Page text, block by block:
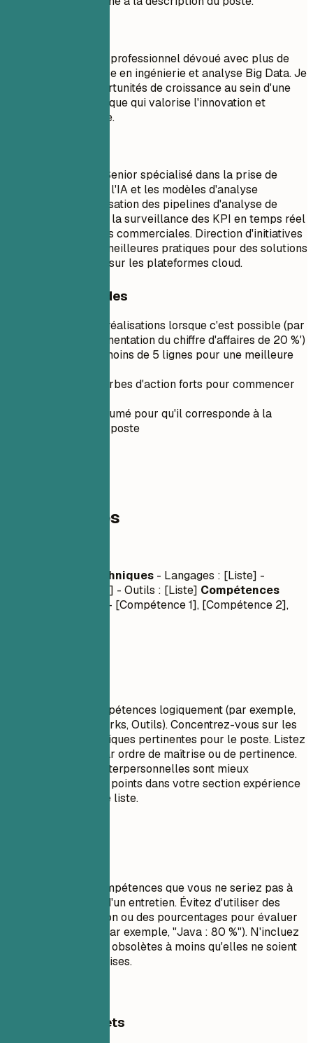
Résumé : Je suis un professionnel dévoué avec plus de
cinq ans d'expérience en ingénierie et analyse Big Data. Je
recherche des opportunités de croissance au sein d'une
organisation dynamique qui valorise l'innovation et
l'expertise technique.
Ingénieur Big Data Senior spécialisé dans la prise de
décision pilotée par l'IA et les modèles d'analyse
prédictive. Rationalisation des pipelines d'analyse de
données, améliorant la surveillance des KPI en temps réel
dans plusieurs unités commerciales. Direction d'initiatives
visant à établir les meilleures pratiques pour des solutions
Big Data évolutives sur les plateformes cloud.
Conseils rapides
Quantifiez les réalisations lorsque c'est possible (par
exemple, 'Augmentation du chiffre d'affaires de 20 %')
Gardez-le en moins de 5 lignes pour une meilleure
Utilisez des verbes d'action forts pour commencer
Adaptez le résumé pour qu'il corresponde à la
description du poste
Compétences
Compétences Techniques - Langages : [Liste] -
Frameworks : [Liste] - Outils : [Liste] Compétences
- [Compétence 1], [Compétence 2],
Regroupez vos compétences logiquement (par exemple,
Langages, Frameworks, Outils). Concentrez-vous sur les
compétences techniques pertinentes pour le poste. Listez
les compétences par ordre de maîtrise ou de pertinence.
Les compétences interpersonnelles sont mieux
démontrées par des points dans votre section expérience
plutôt qu'une simple liste.
Ne listez pas de compétences que vous ne seriez pas à
l'aise d'utiliser lors d'un entretien. Évitez d'utiliser des
barres de progression ou des pourcentages pour évaluer
vos compétences (par exemple, "Java : 80 %"). N'incluez
pas de technologies obsolètes à moins qu'elles ne soient
spécifiquement requises.
Exemples concrets